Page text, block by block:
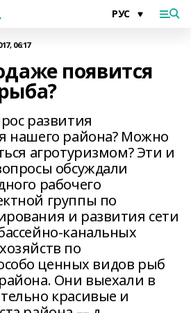
06:17
появится
развития
нашего района? Можно
агротуризмом? Эти и
обсуждали
рабочего
группы по
и развития сети
канальных
по
ценных видов рыб
Они выехали в
красивые и